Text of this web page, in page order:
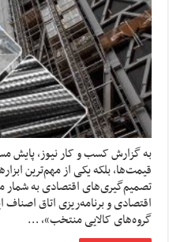
به گزارش کسب و کار نیوز، پایش
قیمت‌ها، بلکه یکی از مهم‌ترین
تصمیم‌گیری‌های اقتصادی به شمار
اقتصادی و برنامه‌ریزی اتاق اصناف
گروه‌های کالایی منتخب»، …